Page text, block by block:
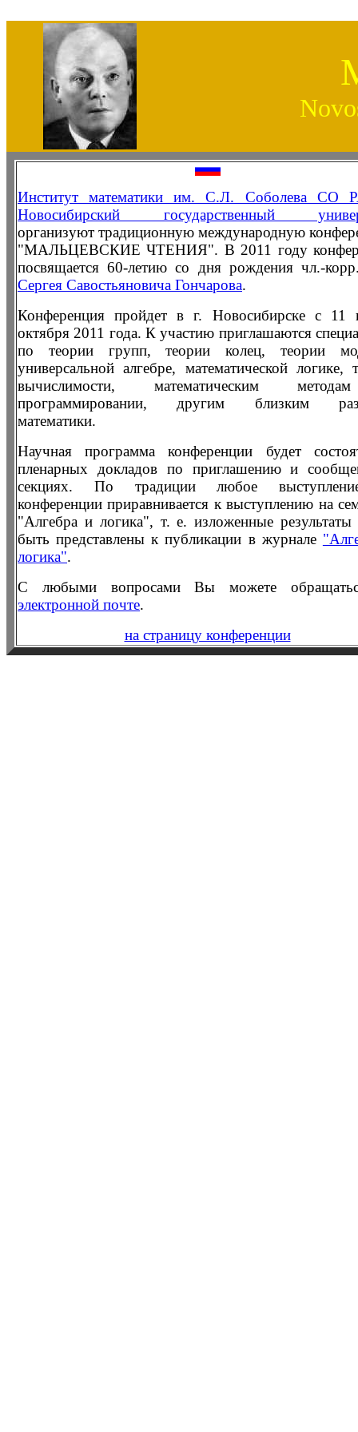
Институт математики им. С.Л. Соболева СО
Новосибирский государственный
организуют традиционную международную
"МАЛЬЦЕВСКИЕ ЧТЕНИЯ". В 2011 году
посвящается 60-летию со дня рождения чл.-
Сергея Савостьяновича Гончарова.
Конференция пройдет в г. Новосибирске с 11
октября 2011 года. К участию приглашаются
по теории групп, теории колец, теории
универсальной алгебре, математической логике,
вычислимости, математическим
программировании, другим близким
математики.
Научная программа конференции будет
пленарных докладов по приглашению и
секциях. По традиции любое
конференции приравнивается к выступлению на
"Алгебра и логика", т. е. изложенные результаты
быть представлены к публикации в журнале
логика".
С любыми вопросами Вы можете
электронной почте.
на страницу конференции